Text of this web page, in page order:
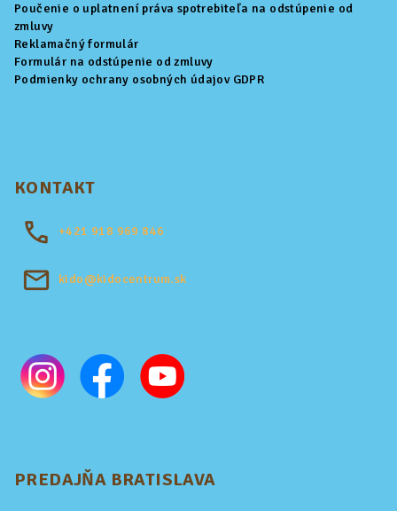
Poučenie o uplatnení práva spotrebiteľa na odstúpenie od
zmluvy
Reklamačný formulár
Formulár na odstúpenie od zmluvy
Podmienky ochrany osobných údajov GDPR
KONTAKT
+421 918 969 846
kido@kidocentrum.sk
PREDAJŇA BRATISLAVA